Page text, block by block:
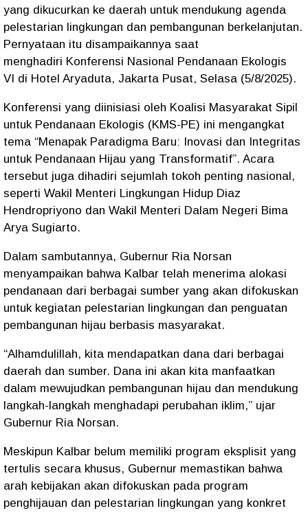
yang dikucurkan ke daerah untuk mendukung agenda
pelestarian lingkungan dan pembangunan berkelanjutan.
Pernyataan itu disampaikannya saat
menghadiri Konferensi Nasional Pendanaan Ekologis
VI di Hotel Aryaduta, Jakarta Pusat, Selasa (5/8/2025).
Konferensi yang diinisiasi oleh Koalisi Masyarakat Sipil
untuk Pendanaan Ekologis (KMS-PE) ini mengangkat
tema “Menapak Paradigma Baru: Inovasi dan Integritas
untuk Pendanaan Hijau yang Transformatif”. Acara
tersebut juga dihadiri sejumlah tokoh penting nasional,
seperti Wakil Menteri Lingkungan Hidup Diaz
Hendropriyono dan Wakil Menteri Dalam Negeri Bima
Arya Sugiarto.
Dalam sambutannya, Gubernur Ria Norsan
menyampaikan bahwa Kalbar telah menerima alokasi
pendanaan dari berbagai sumber yang akan difokuskan
untuk kegiatan pelestarian lingkungan dan penguatan
pembangunan hijau berbasis masyarakat.
“Alhamdulillah, kita mendapatkan dana dari berbagai
daerah dan sumber. Dana ini akan kita manfaatkan
dalam mewujudkan pembangunan hijau dan mendukung
langkah-langkah menghadapi perubahan iklim,” ujar
Gubernur Ria Norsan.
Meskipun Kalbar belum memiliki program eksplisit yang
tertulis secara khusus, Gubernur memastikan bahwa
arah kebijakan akan difokuskan pada program
penghijauan dan pelestarian lingkungan yang konkret